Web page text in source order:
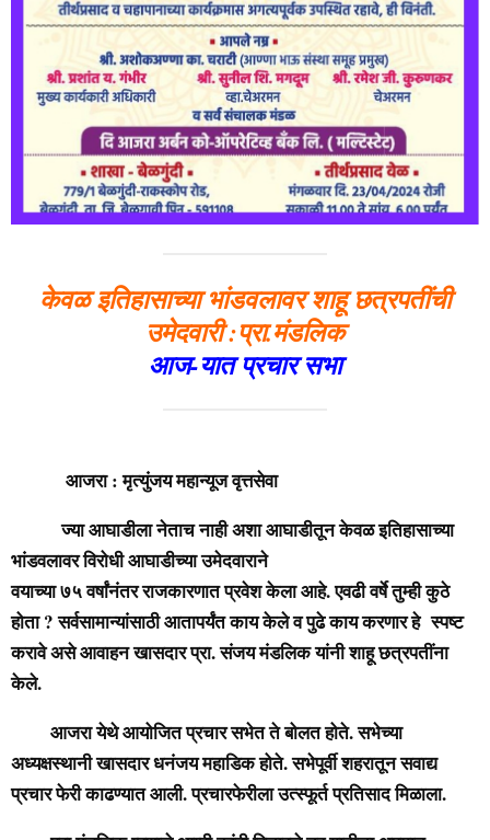
केवळ इतिहासाच्या भांडवलावर शाहू छत्रपतींची
उमेदवारी :प्रा.मंडलिक
आज-यात प्रचार सभा
आजरा : मृत्युंजय महान्यूज वृत्तसेवा
ज्या आघाडीला नेताच नाही अशा आघाडीतून केवळ इतिहासाच्या
भांडवलावर विरोधी आघाडीच्या उमेदवाराने
वयाच्या ७५ वर्षांनंतर राजकारणात प्रवेश केला आहे. एवढी वर्षे तुम्ही कुठे
होता ? सर्वसामान्यांसाठी आतापर्यंत काय केले व पुढे काय करणार हे स्पष्ट
करावे असे आवाहन खासदार प्रा. संजय मंडलिक यांनी शाहू छत्रपतींना
केले.
आजरा येथे आयोजित प्रचार सभेत ते बोलत होते. सभेच्या
अध्यक्षस्थानी खासदार धनंजय महाडिक होते. सभेपूर्वी शहरातून सवाद्य
प्रचार फेरी काढण्यात आली. प्रचारफेरीला उत्स्फूर्त प्रतिसाद मिळाला.